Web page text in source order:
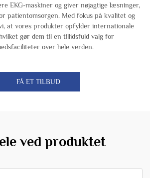
EKG-maskiner og giver nøjagtige læsninger,
patientomsorgen. Med fokus på kvalitet og
at vores produkter opfylder internationale
gør dem til en tillidsfuld valg for
over hele verden.
FÅ ET TILBUD
ved produktet